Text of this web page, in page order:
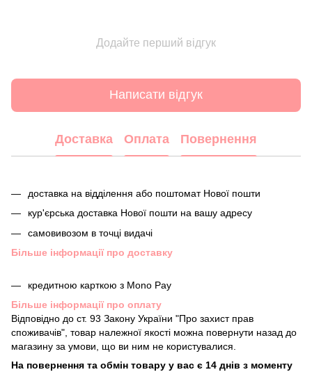
Додайте перший відгук
Написати відгук
Доставка Оплата Повернення
доставка на відділення або поштомат Нової пошти
кур'єрська доставка Нової пошти на вашу адресу
самовивозом в точці видачі
Більше інформації про доставку
кредитною карткою з Mono Pay
Більше інформації про оплату
Відповідно до ст. 93 Закону України "Про захист прав
споживачів", товар належної якості можна повернути назад до
магазину за умови, що ви ним не користувалися.
На повернення та обмін товару у вас є 14 днів з моменту